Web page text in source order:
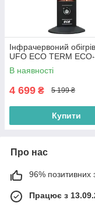
Інфрачервоний
UFO ECO TERM
В наявності
4 699 ₴ 5 199 ₴
Купити
Про нас
96% позитивних
Працює з